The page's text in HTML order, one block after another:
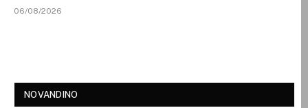
06/08/2026
NOVANDINO